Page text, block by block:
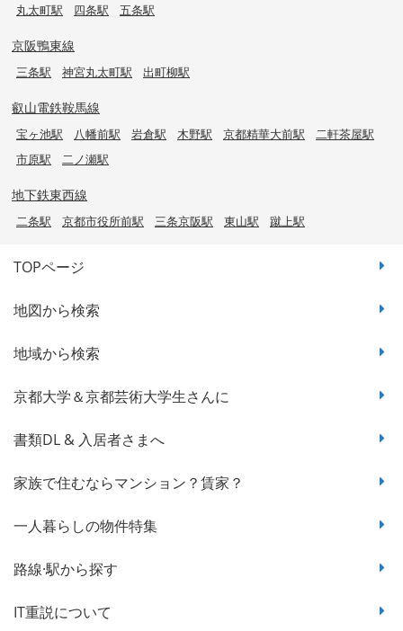
丸太町駅
四条駅 五条駅
京阪鴨東線
三条駅 神宮丸太町駅 出町柳駅
叡山電鉄鞍馬線
宝ヶ池駅 八幡前駅 岩倉駅 木野駅 京都精華大前駅
二軒茶屋駅
市原駅
二ノ瀬駅
地下鉄東西線
二条駅 京都市役所前駅 三条京阪駅 東山駅 蹴上駅
TOPページ
地図から検索
地域から検索
京都大学＆京都芸術大学生さんに
書類DL & 入居者さまへ
家族で住むならマンション？賃家？
一人暮らしの物件特集
路線·駅から探す
IT重説について